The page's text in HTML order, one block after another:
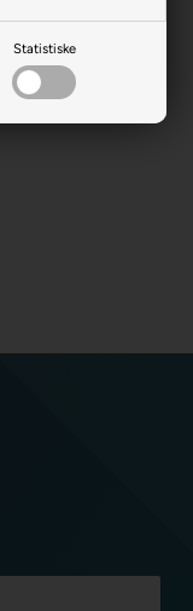
Statistiske